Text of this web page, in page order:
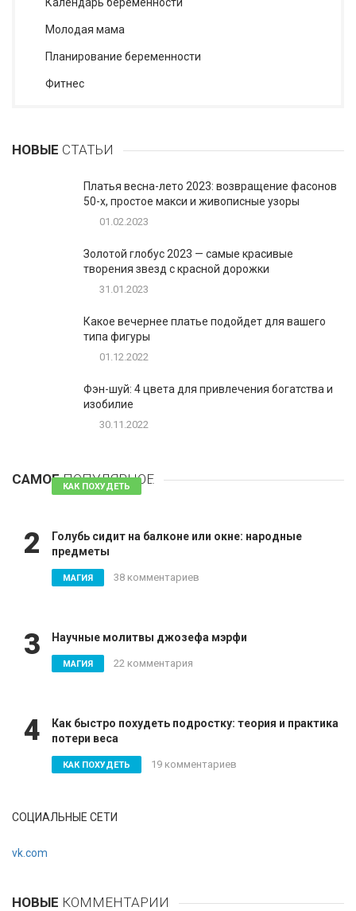
Молодая мама
Планирование беременности
Фитнес
НОВЫЕ СТАТЬИ
Платья весна-лето 2023: возвращение фасонов
50-х, простое макси и живописные узоры
01.02.2023
Золотой глобус 2023 — самые красивые
творения звезд с красной дорожки
31.01.2023
Какое вечернее платье подойдет для вашего
типа фигуры
01.12.2022
Фэн-шуй: 4 цвета для привлечения богатства и
изобилие
30.11.2022
САМОЕПОПУЛЯРНОЕ
КАК ПОХУДЕТЬ 81 комментарий
2
Голубь сидит на балконе или окне: народные
предметы
МАГИЯ 38 комментариев
3 Научные молитвы джозефа мэрфи
МАГИЯ 22 комментария
4
Как быстро похудеть подростку: теория и практика
потери веса
КАК ПОХУДЕТЬ 19 комментариев
СОЦИАЛЬНЫЕ СЕТИ
vk.com
НОВЫЕ КОММЕНТАРИИ